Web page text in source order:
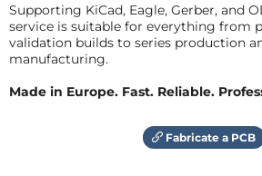
Supporting KiCad, Eagle, Gerber, and
service is suitable for everything from
validation builds to series production
manufacturing.
Made in Europe. Fast. Reliable.
Fabricate a PCB